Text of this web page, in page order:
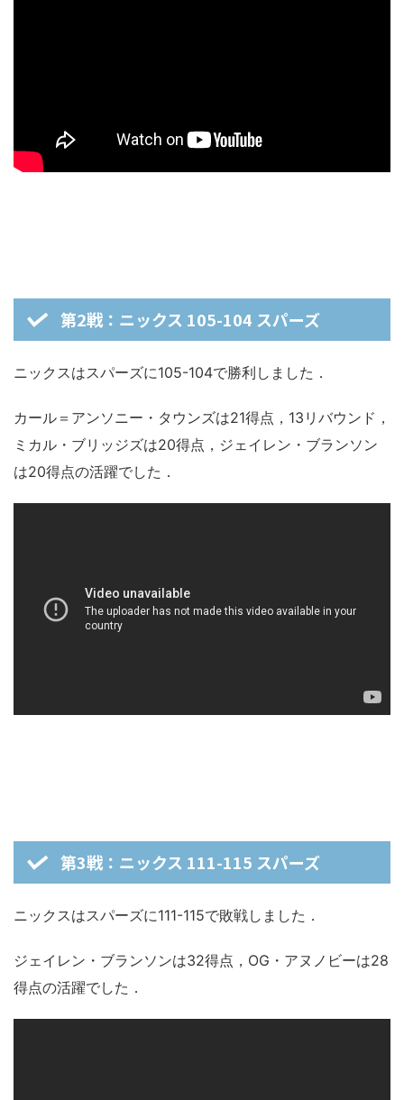
第2戦：ニックス 105-104 スパーズ
ニックスはスパーズに105-104で勝利しました．
カール＝アンソニー・タウンズは21得点，13リバウンド，
ミカル・ブリッジズは20得点，ジェイレン・ブランソン
は20得点の活躍でした．
第3戦：ニックス 111-115 スパーズ
ニックスはスパーズに111-115で敗戦しました．
ジェイレン・ブランソンは32得点，OG・アヌノビーは28
得点の活躍でした．